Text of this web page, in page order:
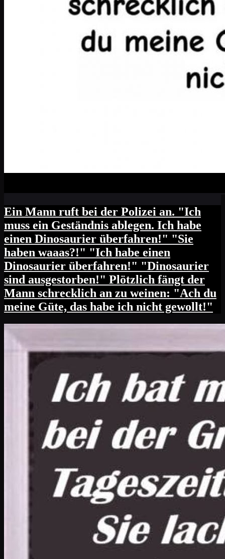
Ein Mann ruft bei der Polizei an. "Ich
muss ein Geständnis ablegen. Ich habe
einen Dinosaurier überfahren!" "Sie
haben waaas?!" "Ich habe einen
Dinosaurier überfahren!" "Dinosaurier
sind ausgestorben!" Plötzlich fängt der
Mann schrecklich an zu weinen: "Ach du
meine Güte, das habe ich nicht gewollt!"